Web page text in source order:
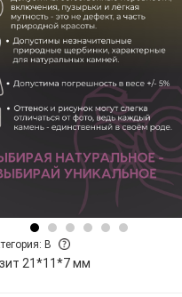
B
21*11*7 мм